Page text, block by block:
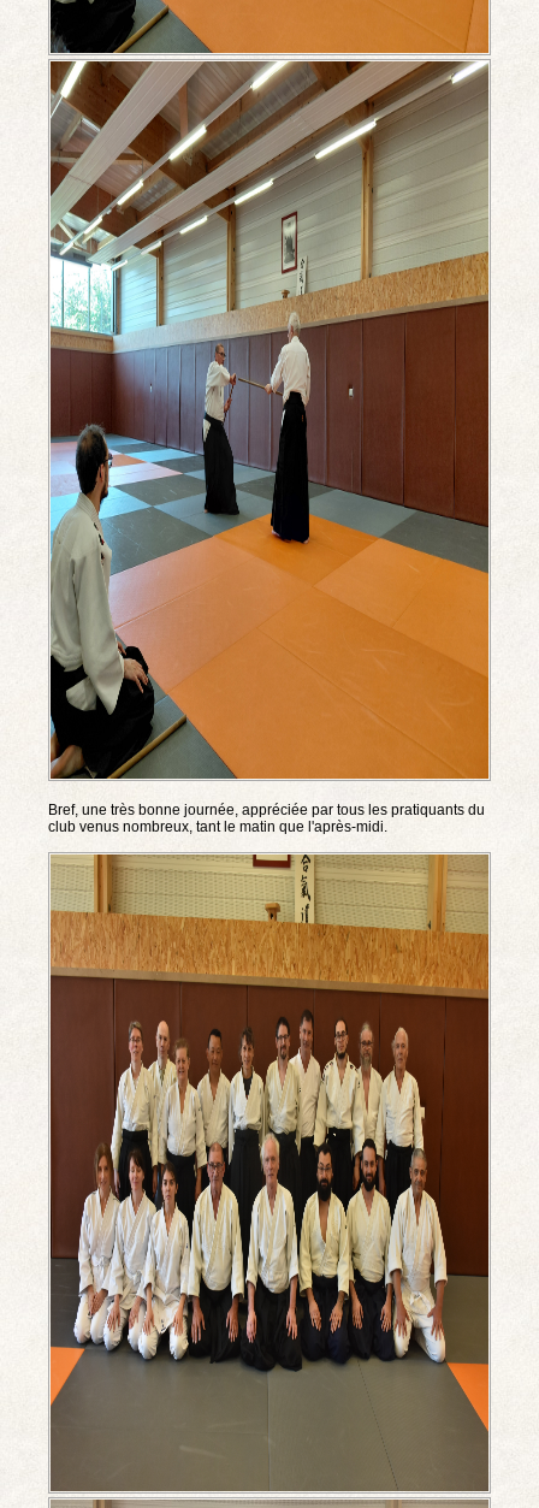
Bref, une très bonne journée, appréciée par tous les pratiquants du
club venus nombreux, tant le matin que l'après-midi.